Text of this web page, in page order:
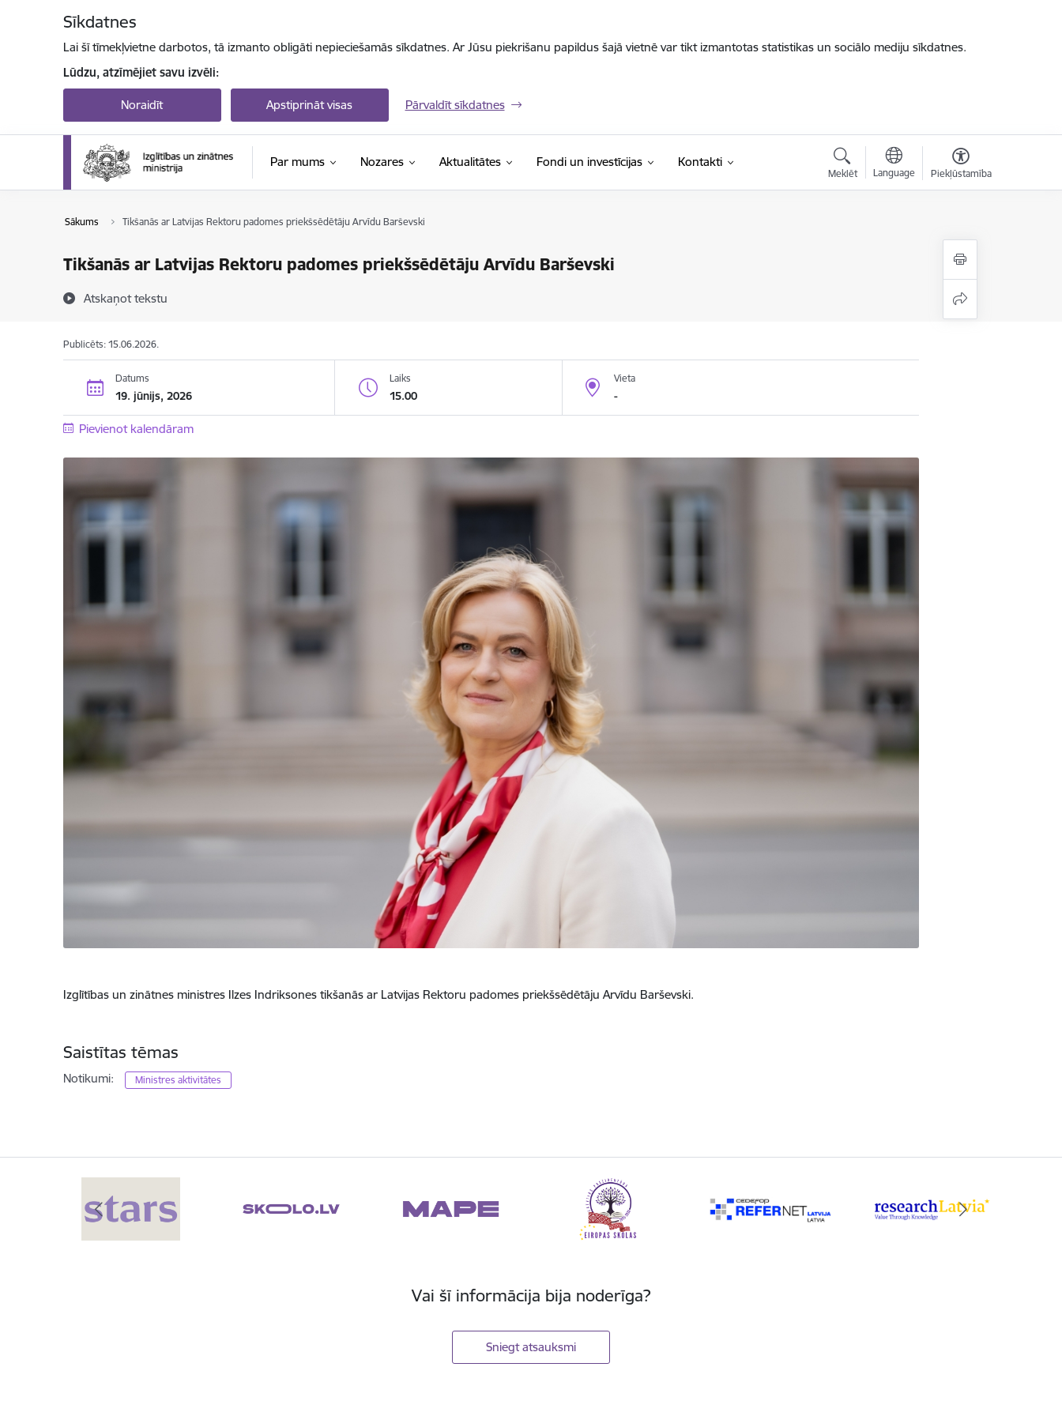
Sīkdatnes
Lai šī tīmekļvietne darbotos, tā izmanto obligāti nepieciešamās sīkdatnes. Ar Jūsu piekrišanu papildus šajā vietnē var tikt izmantotas statistikas un sociālo mediju sīkdatnes.
Lūdzu, atzīmējiet savu izvēli:
Noraidīt Apstiprināt visas Pārvaldīt sīkdatnes
Par mums Nozares Aktualitātes Fondi un investīcijas Kontakti
Meklēt Language Piekļūstamība
Sākums Tikšanās ar Latvijas Rektoru padomes priekšsēdētāju Arvīdu Barševski
Tikšanās ar Latvijas Rektoru padomes priekšsēdētāju Arvīdu Barševski
Atskaņot tekstu
Publicēts: 15.06.2026.
Datums
19. jūnijs, 2026
Laiks
15.00
Vieta
-
Pievienot kalendāram
Izglītības un zinātnes ministres Ilzes Indriksones tikšanās ar Latvijas Rektoru padomes priekšsēdētāju Arvīdu Barševski.
Saistītas tēmas
Notikumi: Ministres aktivitātes
Vai šī informācija bija noderīga?
Sniegt atsauksmi